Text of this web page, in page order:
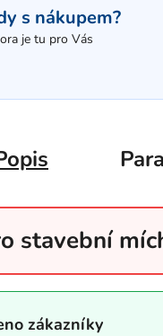
s nákupem?
je tu pro Vás
stavební
zákazníky